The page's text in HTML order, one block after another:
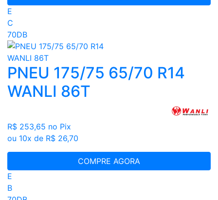
E
C
70DB
PNEU 175/75 65/70 R14
WANLI 86T
R$ 253,65 no Pix
ou 10x de R$ 26,70
COMPRE AGORA
E
B